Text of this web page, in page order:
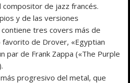
de jazz francés.
y de las versiones
contiene tres covers más de
de Drover, «Egyptian
par de Frank Zappa («The Purple
progresivo del metal, que